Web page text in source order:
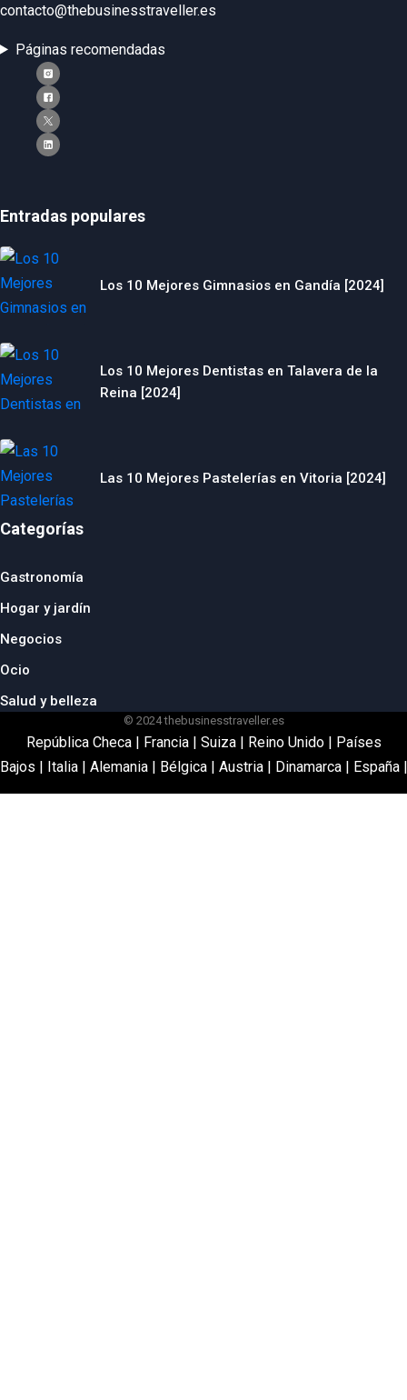
contacto@thebusinesstraveller.es
Páginas recomendadas
Entradas populares
Los 10 Mejores Gimnasios en Gandía [2024]
Los 10 Mejores Dentistas en Talavera de la
Reina [2024]
Las 10 Mejores Pastelerías en Vitoria [2024]
Categorías
Gastronomía
Hogar y jardín
Negocios
Ocio
Salud y belleza
© 2024 thebusinesstraveller.es
República Checa| Francia| Suiza| Reino Unido| Países
Bajos | Italia | Alemania | Bélgica | Austria | Dinamarca | España